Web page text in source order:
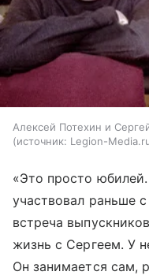
Алексей Потехин и
источник: Legion-
«Это просто
участвовал раньше
встреча
жизнь с Сергеем. У
Он занимается сам,